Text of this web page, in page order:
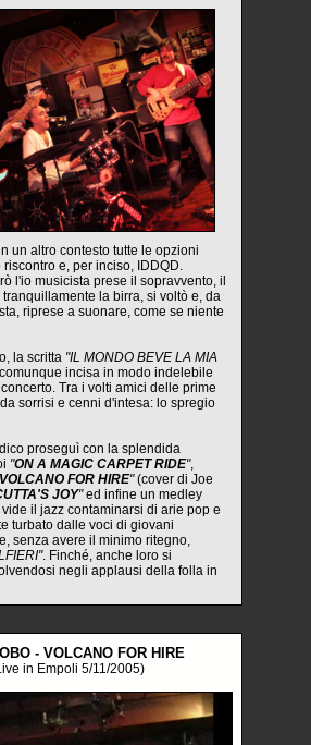
un altro contesto tutte le opzioni
e, per inciso, IDDQD.
l'io musicista prese il sopravvento, il
la birra, si voltò e, da
riprese a suonare, come se niente
la scritta "IL MONDO BEVE LA MIA
incisa in modo indelebile
Tra i volti amici delle prime
sorrisi e cenni d'intesa: lo spregio
proseguì con la splendida
"ON A MAGIC CARPET RIDE",
VOLCANO FOR HIRE"(cover di Joe
JOY"ed infine un medley
il jazz contaminarsi di arie pop e
turbato dalle voci di giovani
senza avere il minimo ritegno,
. Finché, anche loro si
negli applausi della folla in
- VOLCANO FOR HIRE
in Empoli 5/11/2005)